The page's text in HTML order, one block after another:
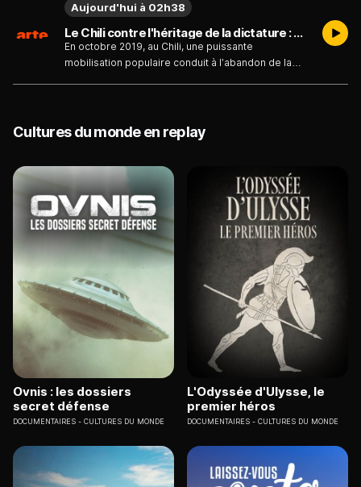
Le Chili contre l'héritage de la dictature : La nouvelle Constitution chilienne - La nouvelle Constitution chilienne - Émission du jeudi 6 août
En octobre 2019, au Chili, une puissante
mobilisation populaire conduit à l’abandon de la
de la société civile, se réunissent à Santiago pour
échafauder de nouvelles institutions. Dans ce pays
de quarante ans au service du marché. Les
grandes exploitations agricoles accaparent l’eau et
les terres au détriment des populations indigènes,
les secteurs de l’éducation et de la santé sont
privatisés et les loyers fluctuent au rythme
imprévisible de la spéculation financière.
Retransmis en direct, les débats débouchent sur
un texte qui signerait le glas de
Aujourd'hui à 02h38
Cultures du monde en replay
Ovnis : les dossiers
secret défense
DOCUMENTAIRES CULTURES DU MONDE
L'Odyssée d'Ulysse, le
premier héros
DOCUMENTAIRES CULTURES DU MONDE